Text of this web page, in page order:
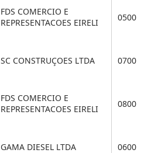
FDS COMERCIO E
REPRESENTACOES EIRELI
0500
SC CONSTRUÇOES LTDA 0700
FDS COMERCIO E
REPRESENTACOES EIRELI
0800
GAMA DIESEL LTDA 0600